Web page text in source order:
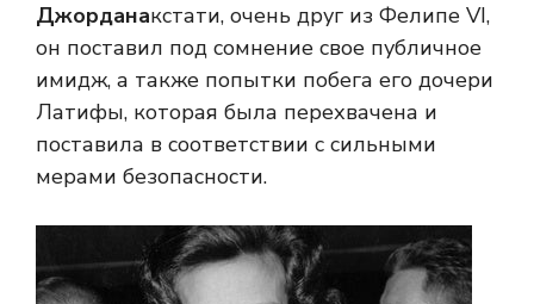
Джорданакстати, очень друг из Фелипе VI,
он поставил под сомнение свое публичное
имидж, а также попытки побега его дочери
Латифы, которая была перехвачена и
поставила в соответствии с сильными
мерами безопасности.